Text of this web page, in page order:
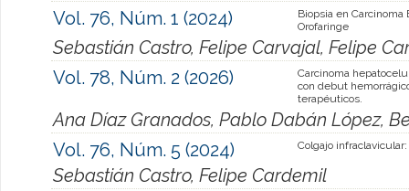
Vol. 76, Núm. 1 (2024)
Biopsia en Carcinoma
Orofaringe
Sebastián Castro, Felipe Carvajal, Felipe
Vol. 78, Núm. 2 (2026)
Carcinoma
con debut
terapéuticos.
Ana Díaz Granados, Pablo Dabán López,
Vol. 76, Núm. 5 (2024)
Colgajo
Sebastián Castro, Felipe Cardemil